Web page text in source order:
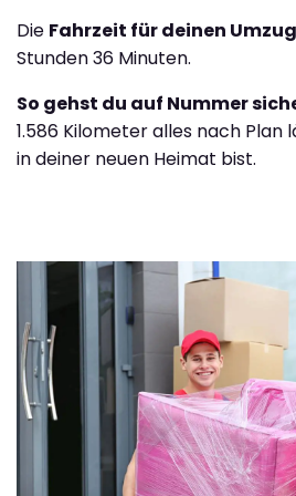
Die Fahrzeit für deinen Umzug
Stunden 36 Minuten.
So gehst du auf Nummer
1.586 Kilometer alles nach Plan
in deiner neuen Heimat bist.